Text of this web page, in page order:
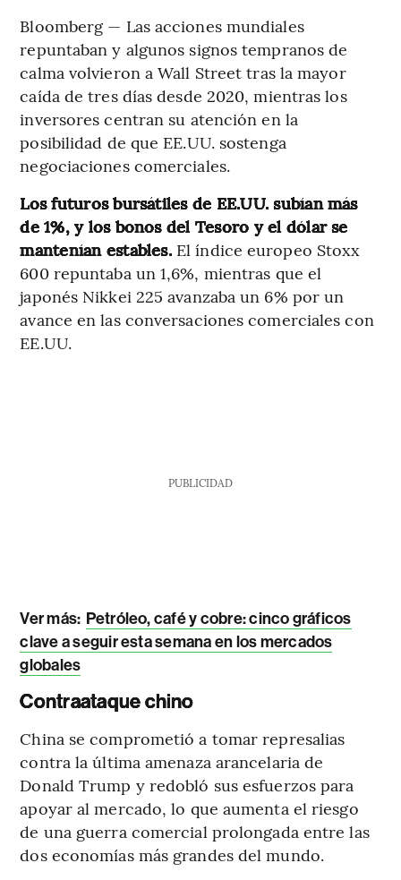
Bloomberg — Las acciones mundiales
repuntaban y algunos signos tempranos de
calma volvieron a Wall Street tras la mayor
caída de tres días desde 2020, mientras los
inversores centran su atención en la
posibilidad de que EE.UU. sostenga
negociaciones comerciales.
Los futuros bursátiles de EE.UU. subían más
de 1%, y los bonos del Tesoro y el dólar se
mantenían estables.El índice europeo Stoxx
600 repuntaba un 1,6%, mientras que el
japonés Nikkei 225 avanzaba un 6% por un
avance en las conversaciones comerciales con
EE.UU.
PUBLICIDAD
Ver más: Petróleo, café y cobre: cinco gráficos
clave a seguir esta semana en los mercados
globales
Contraataque chino
China se comprometió a tomar represalias
contra la última amenaza arancelaria de
Donald Trump y redobló sus esfuerzos para
apoyar al mercado, lo que aumenta el riesgo
de una guerra comercial prolongada entre las
dos economías más grandes del mundo.